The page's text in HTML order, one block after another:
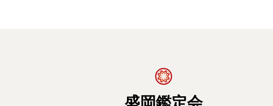
盛岡鑑定会